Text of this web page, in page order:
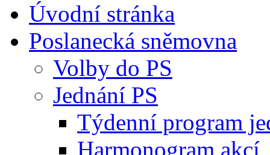
Úvodní stránka
Poslanecká sněmovna
Volby do PS
Jednání PS
Týdenní program
Harmonogram akcí